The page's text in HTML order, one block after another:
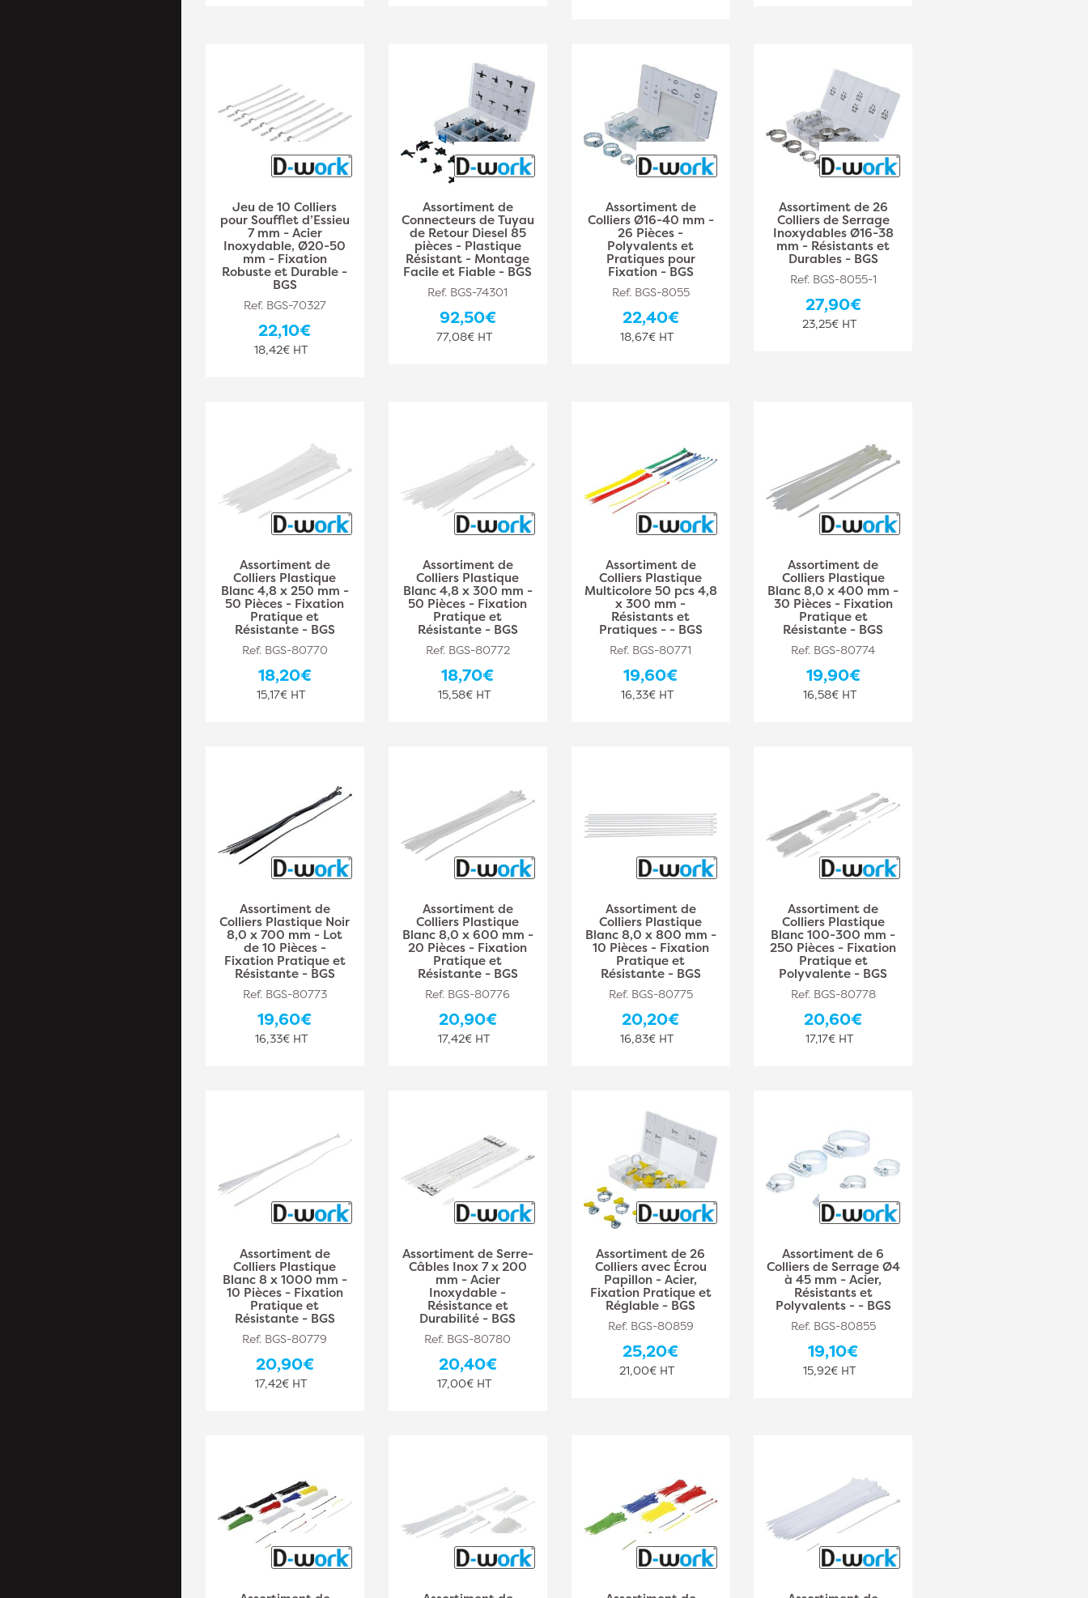
Jeu de 10 Colliers
pour Soufflet d’Essieu
7 mm - Acier
Inoxydable, Ø20-50
mm - Fixation
Robuste et Durable -
BGS
Ref. BGS-70327
22,10€
18,42€ HT
Assortiment de
Connecteurs de Tuyau
de Retour Diesel 85
pièces - Plastique
Résistant - Montage
Facile et Fiable - BGS
Ref. BGS-74301
92,50€
77,08€ HT
Assortiment de
Colliers Ø16-40 mm -
26 Pièces -
Polyvalents et
Pratiques pour
Fixation - BGS
Ref. BGS-8055
22,40€
18,67€ HT
Assortiment de 26
Colliers de Serrage
Inoxydables Ø16-38
mm - Résistants et
Durables - BGS
Ref. BGS-8055-1
27,90€
23,25€ HT
Assortiment de
Colliers Plastique
Blanc 4,8 x 250 mm -
50 Pièces - Fixation
Pratique et
Résistante - BGS
Ref. BGS-80770
18,20€
15,17€ HT
Assortiment de
Colliers Plastique
Blanc 4,8 x 300 mm -
50 Pièces - Fixation
Pratique et
Résistante - BGS
Ref. BGS-80772
18,70€
15,58€ HT
Assortiment de
Colliers Plastique
Multicolore 50 pcs 4,8
x 300 mm -
Résistants et
Pratiques - - BGS
Ref. BGS-80771
19,60€
16,33€ HT
Assortiment de
Colliers Plastique
Blanc 8,0 x 400 mm -
30 Pièces - Fixation
Pratique et
Résistante - BGS
Ref. BGS-80774
19,90€
16,58€ HT
Assortiment de
Colliers Plastique Noir
8,0 x 700 mm - Lot
de 10 Pièces -
Fixation Pratique et
Résistante - BGS
Ref. BGS-80773
19,60€
16,33€ HT
Assortiment de
Colliers Plastique
Blanc 8,0 x 600 mm -
20 Pièces - Fixation
Pratique et
Résistante - BGS
Ref. BGS-80776
20,90€
17,42€ HT
Assortiment de
Colliers Plastique
Blanc 8,0 x 800 mm -
10 Pièces - Fixation
Pratique et
Résistante - BGS
Ref. BGS-80775
20,20€
16,83€ HT
Assortiment de
Colliers Plastique
Blanc 100-300 mm -
250 Pièces - Fixation
Pratique et
Polyvalente - BGS
Ref. BGS-80778
20,60€
17,17€ HT
Assortiment de
Colliers Plastique
Blanc 8 x 1000 mm -
10 Pièces - Fixation
Pratique et
Résistante - BGS
Ref. BGS-80779
20,90€
17,42€ HT
Assortiment de Serre-
Câbles Inox 7 x 200
mm - Acier
Inoxydable -
Résistance et
Durabilité - BGS
Ref. BGS-80780
20,40€
17,00€ HT
Assortiment de 26
Colliers avec Écrou
Papillon - Acier,
Fixation Pratique et
Réglable - BGS
Ref. BGS-80859
25,20€
21,00€ HT
Assortiment de 6
Colliers de Serrage Ø4
à 45 mm - Acier,
Résistants et
Polyvalents - - BGS
Ref. BGS-80855
19,10€
15,92€ HT